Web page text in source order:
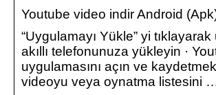
Youtube video indir Android
“Uygulamayı Yükle” yi tıklayarak
akıllı telefonunuza yükleyin ·
uygulamasını açın ve
videoyu veya oynatma listesini